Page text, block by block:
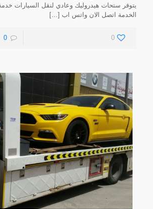
الخدمة اتصل الان واتس اب […]
0
0